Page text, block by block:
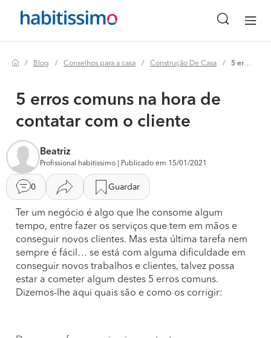
Blog Conselhos para a casa Construção De Casa 5 erros comuns na hora de contatar com o cliente
5 erros comuns na hora de
contatar com o cliente
Beatriz
Profissional habitissimo | Publicado em 15/01/2021
0 Guardar
Ter um negócio é algo que lhe consome algum
tempo, entre fazer os serviços que tem em mãos e
conseguir novos clientes. Mas esta última tarefa nem
sempre é fácil… se está com alguma dificuldade em
conseguir novos trabalhos e clientes, talvez possa
estar a cometer algum destes 5 erros comuns.
Dizemos-lhe aqui quais são e como os corrigir: